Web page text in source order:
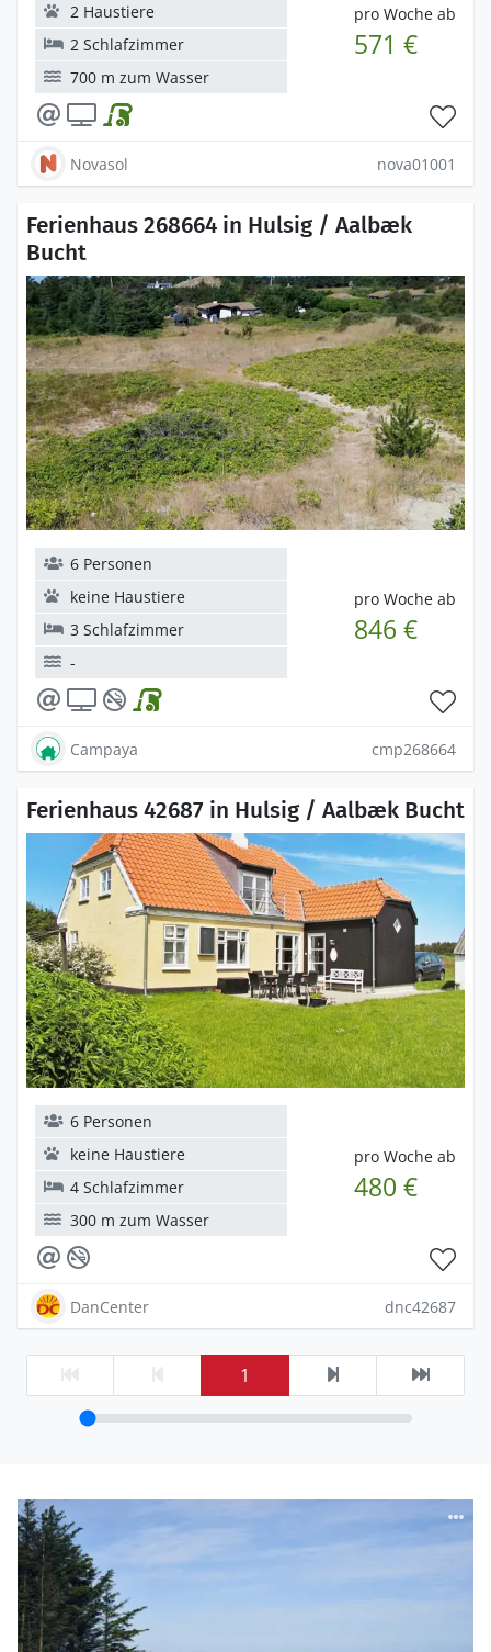
pro Woche ab
571 €
2 Haustiere
2 Schlafzimmer
700 m zum Wasser
Novasol nova01001
Ferienhaus 268664 in Hulsig / Aalbæk
Bucht
pro Woche ab
846 €
6 Personen
keine Haustiere
3 Schlafzimmer
-
Campaya cmp268664
Ferienhaus 42687 in Hulsig / Aalbæk Bucht
pro Woche ab
480 €
6 Personen
keine Haustiere
4 Schlafzimmer
300 m zum Wasser
DanCenter dnc42687
1